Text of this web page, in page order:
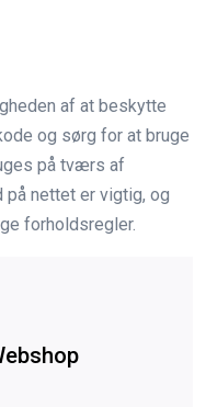
af at beskytte
og sørg for at bruge
på tværs af
nettet er vigtig, og
forholdsregler.